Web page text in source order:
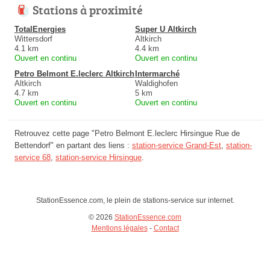
Stations à proximité
TotalEnergies
Wittersdorf
4.1 km
Ouvert en continu
Super U Altkirch
Altkirch
4.4 km
Ouvert en continu
Petro Belmont E.leclerc Altkirch
Altkirch
4.7 km
Ouvert en continu
Intermarché
Waldighofen
5 km
Ouvert en continu
Retrouvez cette page "Petro Belmont E.leclerc Hirsingue Rue de
Bettendorf" en partant des liens : station-service Grand-Est station-
service 68 station-service Hirsingue
StationEssence.com, le plein de stations-service sur internet.
© 2026 StationEssence.com
Mentions légales- Contact